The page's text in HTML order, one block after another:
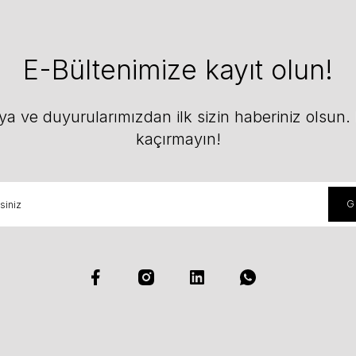
E-Bültenimize kayıt olun!
ve duyurularımızdan ilk sizin haberiniz olsun.
kaçırmayın!